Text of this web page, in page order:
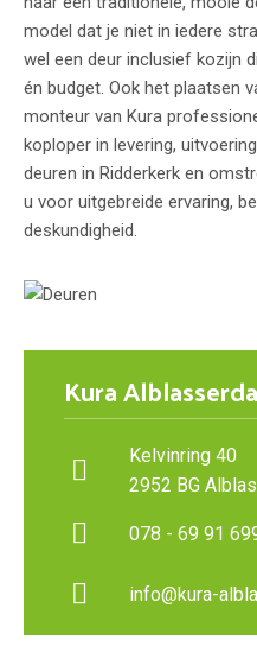
model dat je niet in iedere
wel een deur inclusief kozijn
én budget. Ook het plaatsen
monteur van Kura
koploper in levering,
deuren in Ridderkerk en
u voor uitgebreide ervaring,
deskundigheid.
Kura
Kelvinring 40
2952 BG
078 - 69 91
info@kura-